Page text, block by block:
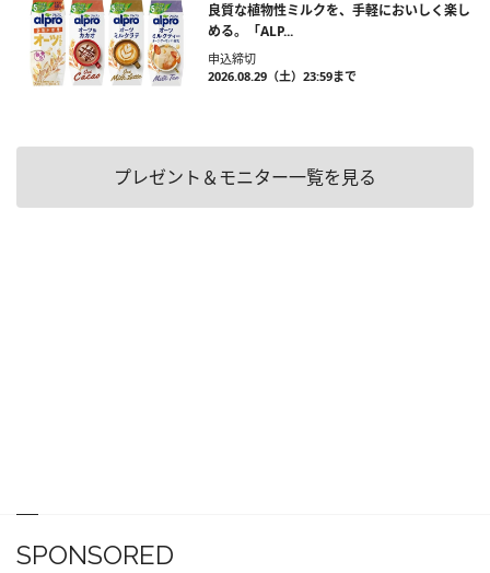
良質な植物性ミルクを、手軽においしく楽し
める。「ALP...
申込締切
2026.08.29（土）23:59まで
プレゼント＆モニター一覧を見る
SPONSORED